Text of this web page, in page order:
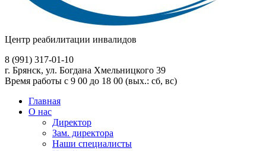
Центр реабилитации инвалидов
8 (991) 317-01-10
г. Брянск, ул. Богдана Хмельницкого 39
Время работы с 9 00 до 18 00 (вых.: сб, вс)
Главная
О нас
Директор
Зам. директора
Наши специалисты